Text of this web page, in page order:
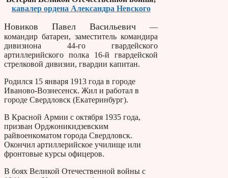
кавалер ордена Александра Невского
Новиков Павел Васильевич—
командир батареи, заместитель командира
дивизиона 44-го гвардейского
артиллерийского полка 16-й гвардейской
стрелковой дивизии, гвардии капитан.
Родился 15 января 1913 года в городе
Иваново-Вознесенск. Жил и работал в
городе Свердловск (Екатеринбург).
В Красной Армии с октября 1935 года,
призван Орджоникидзевским
райвоенкоматом города Свердловск.
Окончил артиллерийское училище или
фронтовые курсы офицеров.
В боях Великой Отечественной войны с